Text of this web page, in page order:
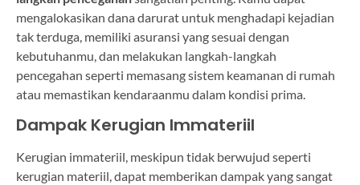
mengalokasikan dana darurat untuk menghadapi kejadian
tak terduga, memiliki asuransi yang sesuai dengan
kebutuhanmu, dan melakukan langkah-langkah
pencegahan seperti memasang sistem keamanan di rumah
atau memastikan kendaraanmu dalam kondisi prima.
Dampak Kerugian Immateriil
Kerugian immateriil, meskipun tidak berwujud seperti
kerugian materiil, dapat memberikan dampak yang sangat